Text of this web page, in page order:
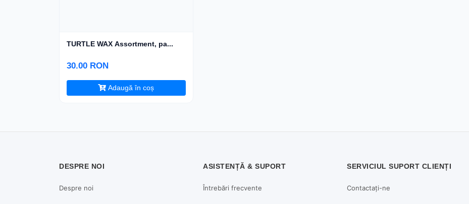
TURTLE WAX Assortment, pa...
30.00 RON
Adaugă în coș
DESPRE NOI
Despre noi
ASISTENȚĂ & SUPORT
Întrebări frecvente
SERVICIUL SUPORT CLIENȚI
Contactați-ne